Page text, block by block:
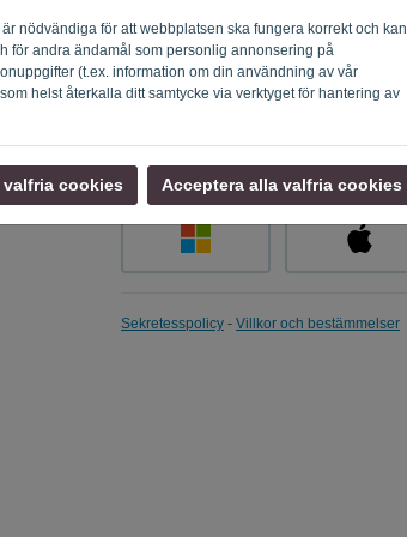
nödvändiga för att webbplatsen ska fungera korrekt och kan
för andra ändamål som personlig annonsering på
(t.ex. information om din användning av vår
helst återkalla ditt samtycke via verktyget för hantering av
cookies Acceptera alla valfria cookies
Påminn mig
Sekretesspolicy - Villkor och bestämmelser